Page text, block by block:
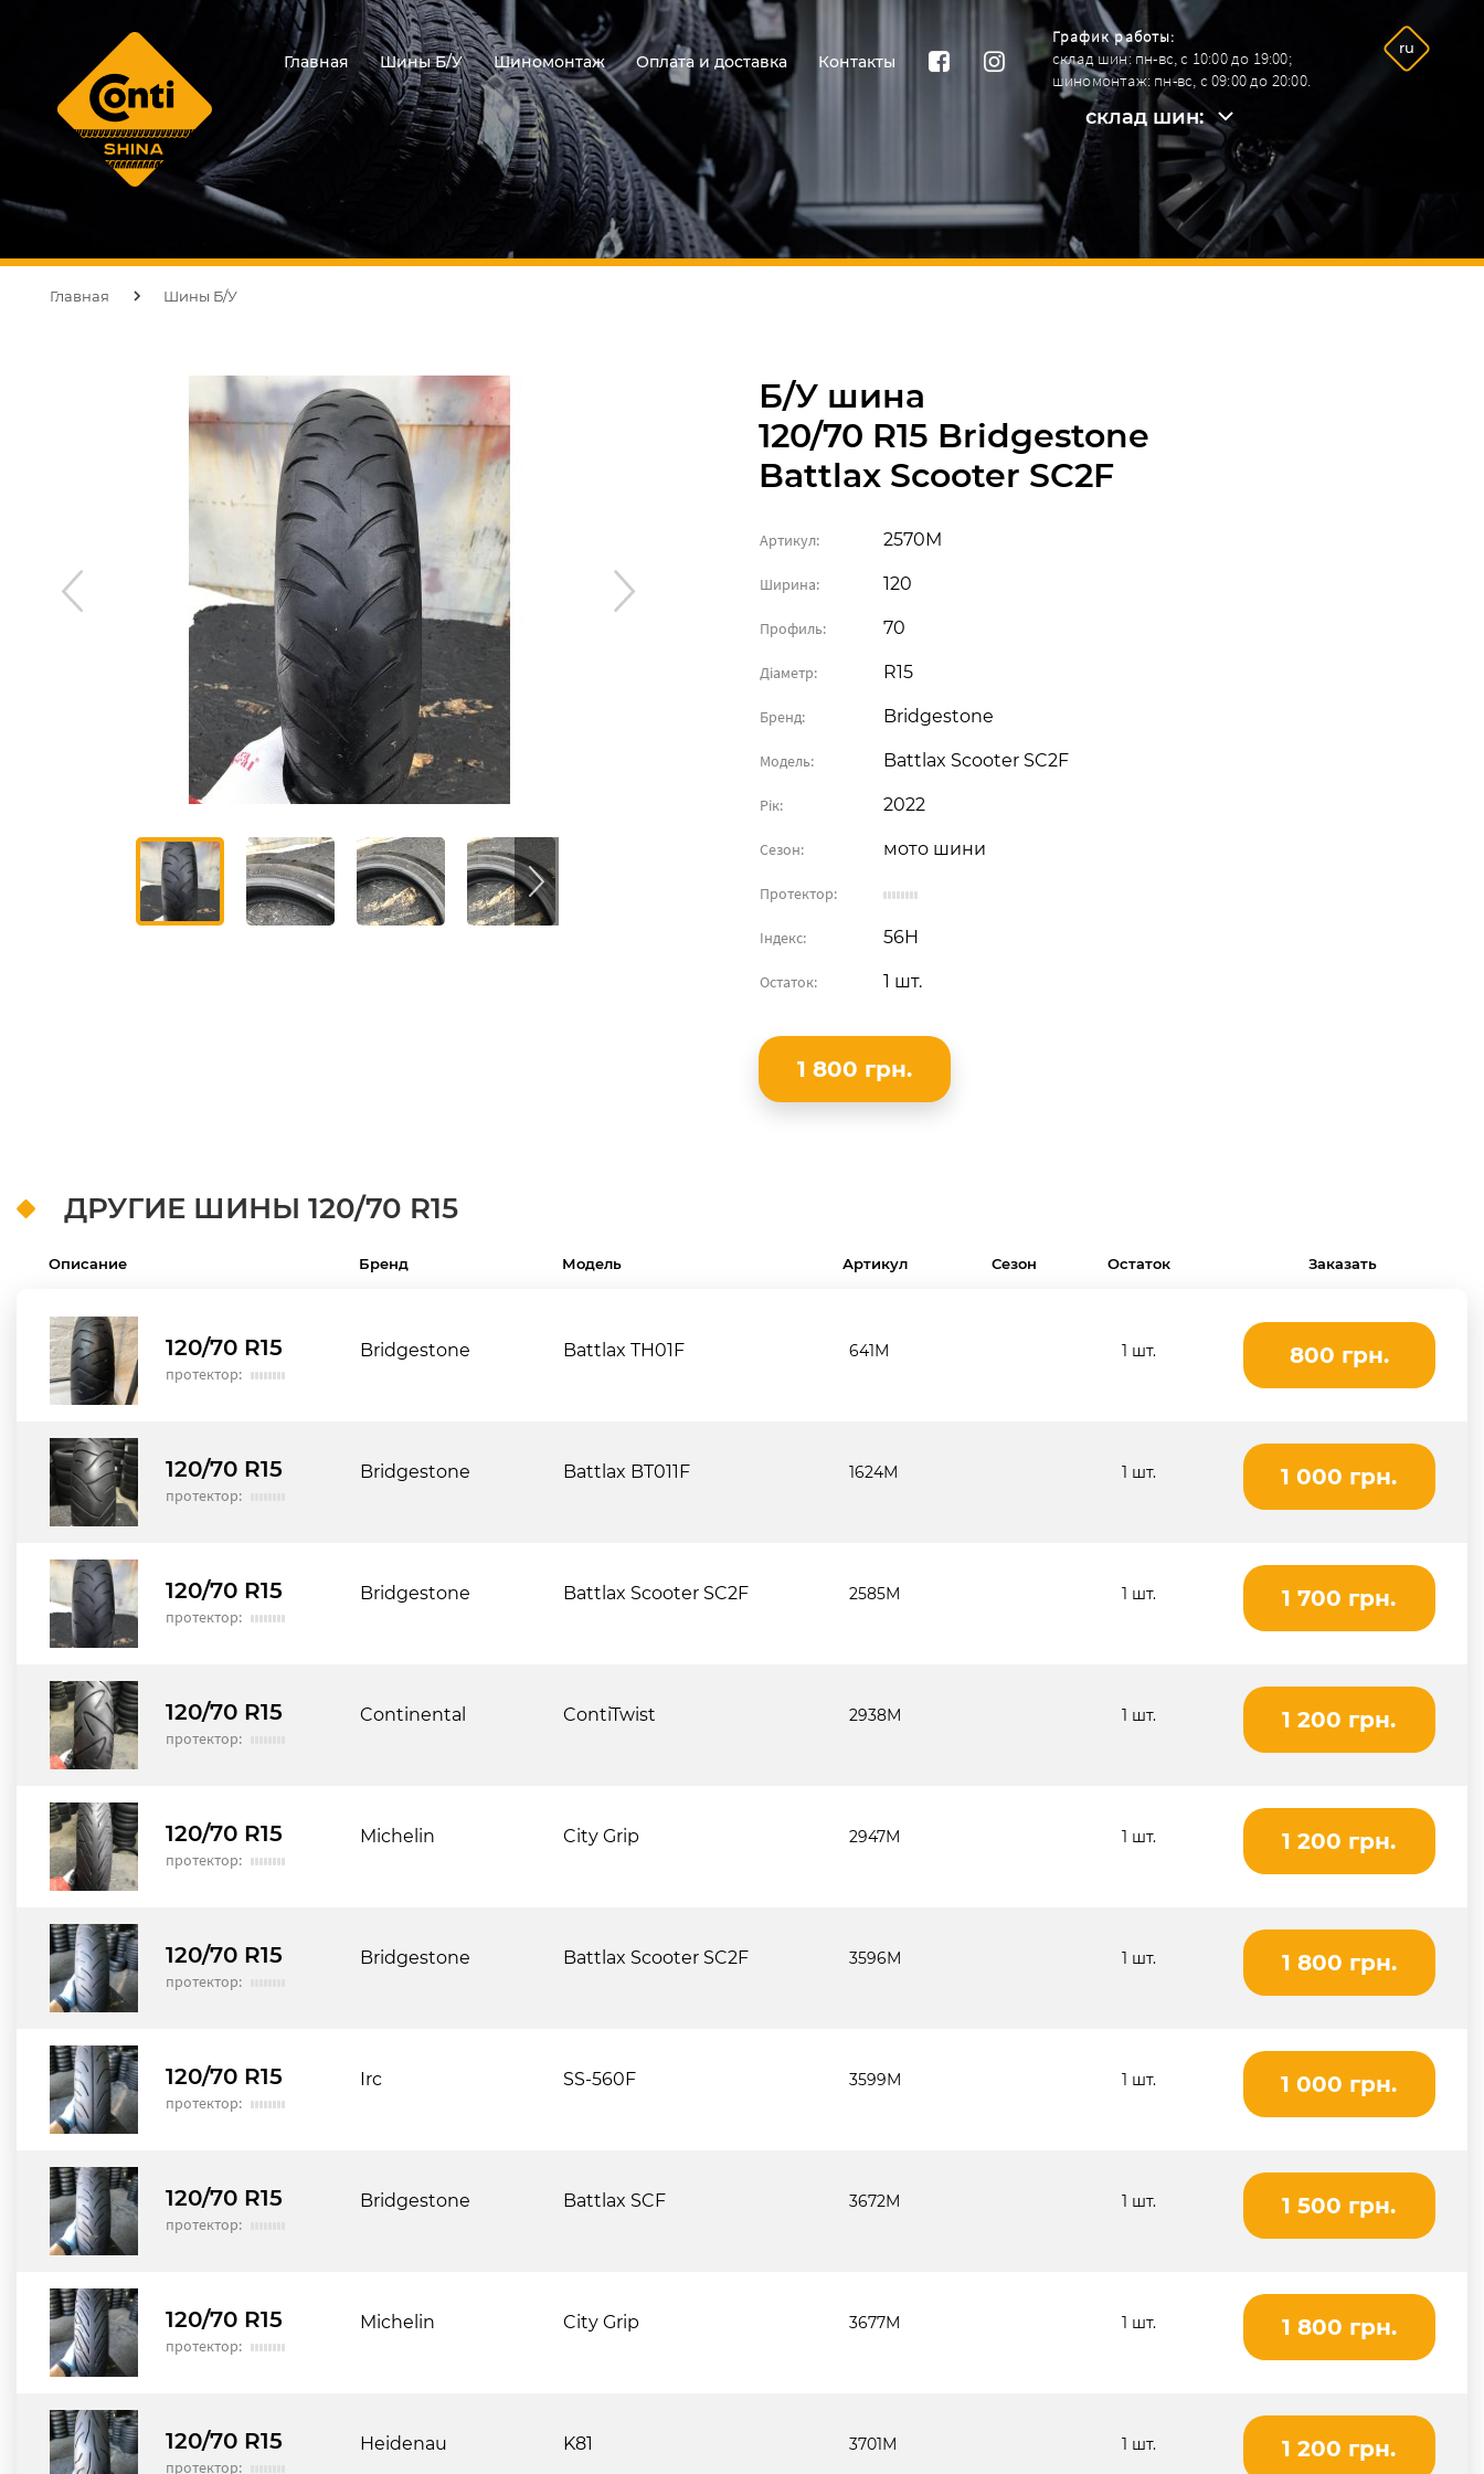
Главная Шины Б/У Шиномонтаж Оплата и доставка Контакты
График работы:
склад шин: пн-вс, с 10:00 до 19:00;
шиномонтаж: пн-вс, с 09:00 до 20:00.
ru
склад шин:
склад шин:
+38096 292-26-09.
шинный сервис:
+38068 964-92-42.
Главная Шины Б/У
Б/У шина
120/70 R15 Bridgestone
Battlax Scooter SC2F
Артикул: 2570М
Ширина: 120
Профиль: 70
Діаметр: R15
Бренд: Bridgestone
Модель: Battlax Scooter SC2F
Рік: 2022
Сезон: мото шини
Протектор:
Індекс: 56H
Остаток: 1 шт.
1 800 грн.
ДРУГИЕ ШИНЫ 120/70 R15
Описание Бренд Модель Артикул Сезон Остаток Заказать
120/70 R15
протектор:
Bridgestone Battlax TH01F 641М 1 шт. 800 грн.
120/70 R15
протектор:
Bridgestone Battlax BT011F 1624М 1 шт. 1 000 грн.
120/70 R15
протектор:
Bridgestone Battlax Scooter SC2F 2585М 1 шт. 1 700 грн.
120/70 R15
протектор:
Continental ContiTwist 2938М 1 шт. 1 200 грн.
120/70 R15
протектор:
Michelin City Grip 2947М 1 шт. 1 200 грн.
120/70 R15
протектор:
Bridgestone Battlax Scooter SC2F 3596М 1 шт. 1 800 грн.
120/70 R15
протектор:
Irc SS-560F 3599М 1 шт. 1 000 грн.
120/70 R15
протектор:
Bridgestone Battlax SCF 3672М 1 шт. 1 500 грн.
120/70 R15
протектор:
Michelin City Grip 3677М 1 шт. 1 800 грн.
120/70 R15
протектор:
Heidenau K81 3701М 1 шт. 1 200 грн.